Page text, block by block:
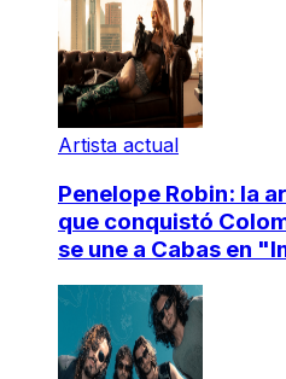
Artista actual
Penelope Robin: la
que conquistó
se une a Cabas en